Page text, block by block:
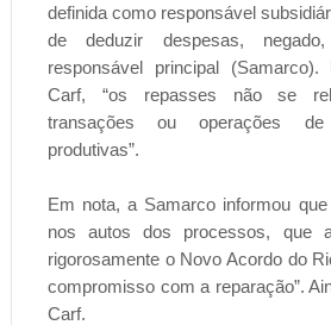
definida como responsável
de deduzir despesas,
responsável principal
Carf, “os repasses não se
transações ou operações
produtivas”.
Em nota, a Samarco informou
nos autos dos processos, que
rigorosamente o Novo Acordo do
compromisso com a reparação”.
Carf.